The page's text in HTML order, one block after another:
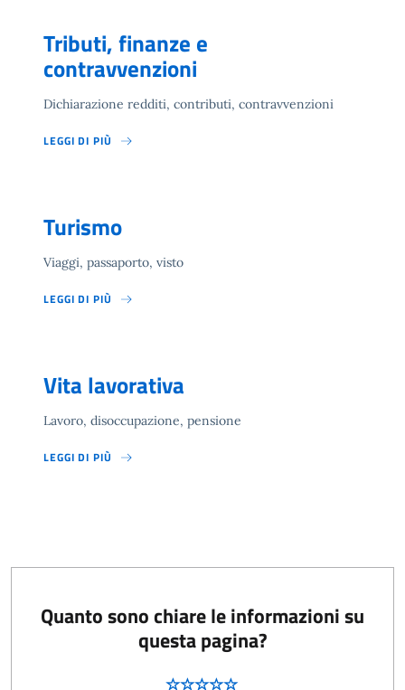
Tributi, finanze e
contravvenzioni
Dichiarazione redditi, contributi, contravvenzioni
LEGGI DI PIÙ
Turismo
Viaggi, passaporto, visto
LEGGI DI PIÙ
Vita lavorativa
Lavoro, disoccupazione, pensione
LEGGI DI PIÙ
Quanto sono chiare le informazioni su
questa pagina?